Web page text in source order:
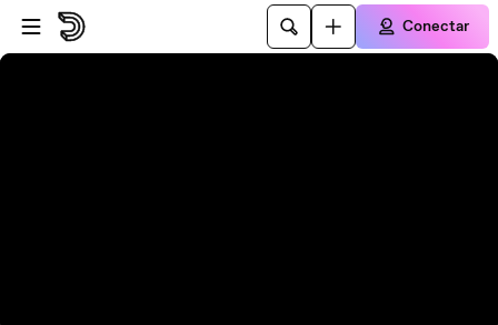
Pular para o player
Ir para o conteúdo principal
Conectar